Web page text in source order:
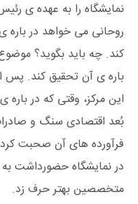
نمایشگاه را به عهده ی
روحانی می خواهد در
کند. چه باید بگوید؟
باره ی آن تحقیق کند. پس
این مرکز، وقتی که در باره
بُعد اقتصادی سنگ و
فرآورده های آن صحبت
در نمایشگاه حضورداشت به
متخصصین بهتر حرف زد.